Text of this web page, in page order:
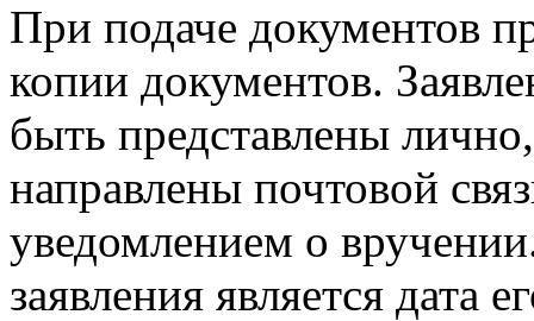
При подаче документов
копии документов.
быть представлены
направлены почтовой
уведомлением о
заявления является дата